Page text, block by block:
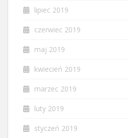
lipiec 2019
czerwiec 2019
maj 2019
kwiecień 2019
marzec 2019
luty 2019
styczeń 2019